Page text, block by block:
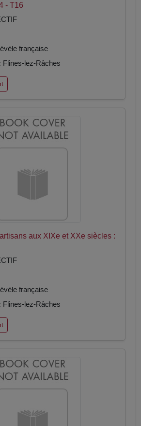
- T16
française
Flines-lez-Râches
aux XIXe et XXe siècles :
française
Flines-lez-Râches